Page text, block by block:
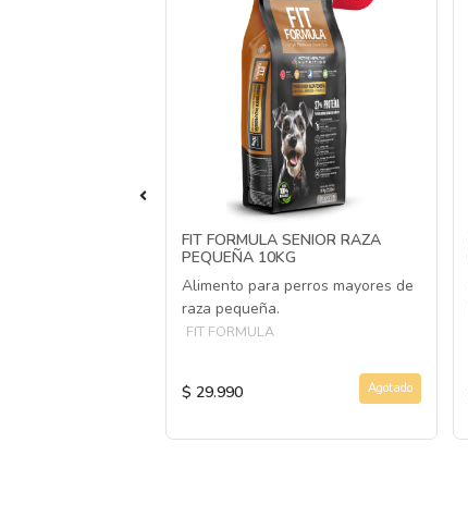
FIT FORMULA SENIOR RAZA
PEQUEÑA 10KG
Alimento para perros mayores de
raza pequeña.
FIT FORMULA
$ 29.990 Agotado